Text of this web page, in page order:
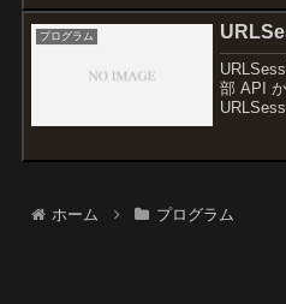
なくな
力系統で
プログラム
部 API
以下の3
ホーム プログラム